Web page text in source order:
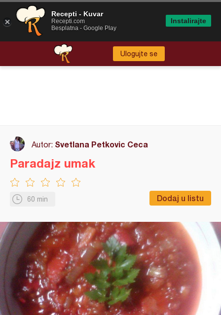
Ulogujte se
Autor: Svetlana Petkovic Ceca
60 min Dodaj u listu
Paradajz umak
Recepti - Kuvar
Recepti.com
Besplatna - Google Play
Instalirajte